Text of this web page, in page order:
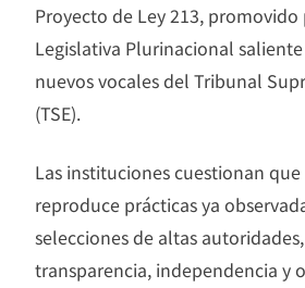
Proyecto de Ley 213,
Legislativa Plurinacional
nuevos vocales del Tribunal
(TSE).
Las instituciones cuestionan
reproduce prácticas ya
selecciones de altas
transparencia, independencia y